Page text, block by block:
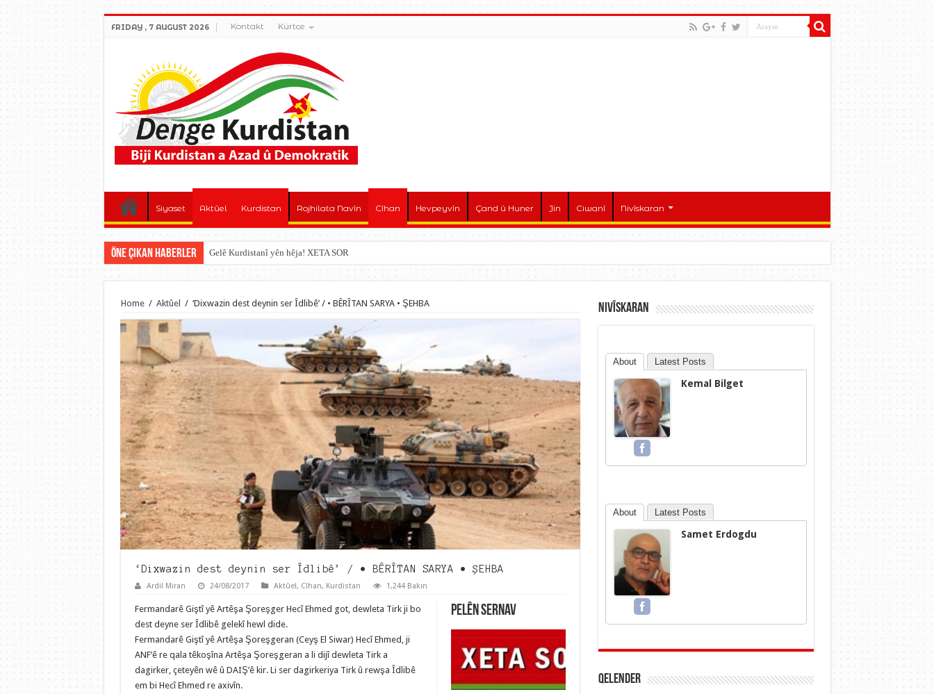
FRIDAY , 7 AUGUST 2026 Kontakt Kürtce
Siyaset Aktûel Kurdistan Rojhilata Navîn Cîhan Hevpeyvîn Çand û Huner Jin Ciwanî Nivîskaran
Öne çıkan Haberler Gelê Kurdistanî yên hêja! XETA SOR
Home / Aktûel / ‘Dixwazin dest deynin ser Îdlibê’ / • BÊRÎTAN SARYA • ŞEHBA
‘Dixwazin dest deynin ser Îdlibê’ / • BÊRÎTAN SARYA • ŞEHBA
Ardil Miran 24/08/2017 Aktûel, Cîhan, Kurdistan 1,244 Bakın
Pelên Sernav
Fermandarê Giştî yê Artêşa Şoreşger Hecî Ehmed got, dewleta Tirk ji bo
dest deyne ser Îdlibê gelekî hewl dide.
Fermandarê Giştî yê Artêşa Şoreşgeran (Ceyş El Siwar) Hecî Ehmed, ji
ANF’ê re qala têkoşîna Artêşa Şoreşgeran a li dijî dewleta Tirk a
dagirker, çeteyên wê û DAIŞ’ê kir. Li ser dagirkeriya Tirk û rewşa Îdlibê
em bi Hecî Ehmed re axivîn.
Nivîskaran
About Latest Posts
Kemal Bilget
About Latest Posts
Samet Erdogdu
Qelender